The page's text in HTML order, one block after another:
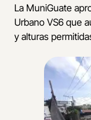
La MuniGuate
Urbano VS6 que
y alturas